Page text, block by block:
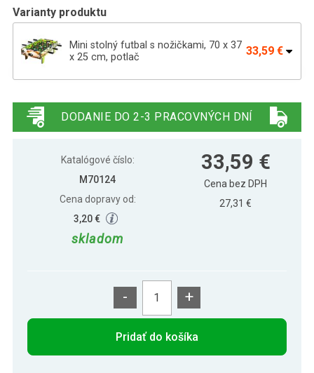
Varianty produktu
Mini stolný futbal s nožičkami, 70 x 37
x 25 cm, potlač
33,59 €
25 cm - čierny
32,89 €
Mini stolný futbal s nožičkami 70 x 37 x
25 cm - tmavý
DODANIE DO 2-3 PRACOVNÝCH DNÍ
Katalógové číslo:
M70124
Cena dopravy od:
3,20 €
skladom
33,59 €
Cena bez DPH
27,31 €
- +
Pridať do košíka